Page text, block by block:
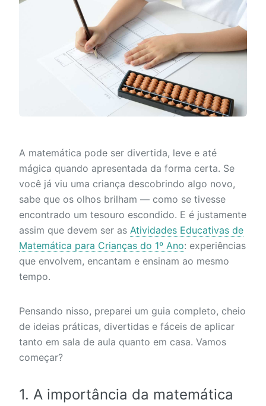
A matemática pode ser divertida, leve e até
mágica quando apresentada da forma certa. Se
você já viu uma criança descobrindo algo novo,
sabe que os olhos brilham — como se tivesse
encontrado um tesouro escondido. E é justamente
assim que devem ser as Atividades Educativas de
Matemática para Crianças do 1º Ano: experiências
que envolvem, encantam e ensinam ao mesmo
tempo.
Pensando nisso, preparei um guia completo, cheio
de ideias práticas, divertidas e fáceis de aplicar
tanto em sala de aula quanto em casa. Vamos
começar?
1. A importância da matemática